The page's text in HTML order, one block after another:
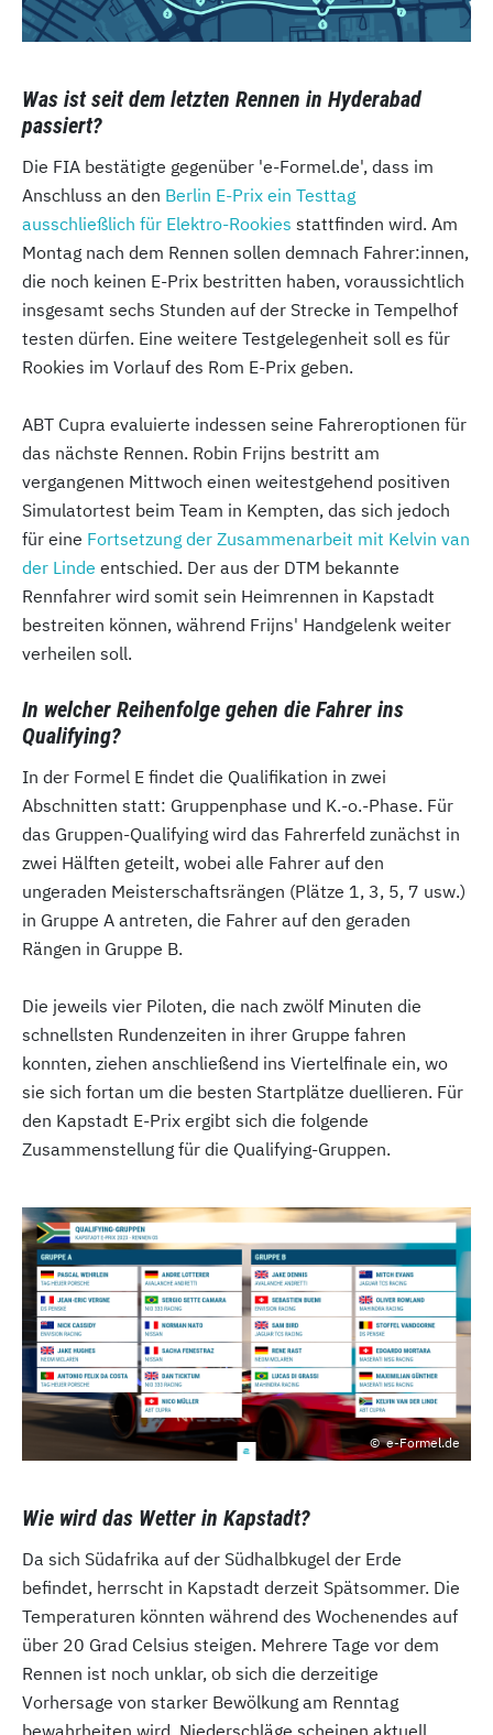
Was ist seit dem letzten Rennen in Hyderabad
passiert?
Die FIA bestätigte gegenüber 'e-Formel.de', dass im
Anschluss an den Berlin E-Prix ein Testtag
ausschließlich für Elektro-Rookies stattfinden wird. Am
Montag nach dem Rennen sollen demnach Fahrer:innen,
die noch keinen E-Prix bestritten haben, voraussichtlich
insgesamt sechs Stunden auf der Strecke in Tempelhof
testen dürfen. Eine weitere Testgelegenheit soll es für
Rookies im Vorlauf des Rom E-Prix geben.
ABT Cupra evaluierte indessen seine Fahreroptionen für
das nächste Rennen. Robin Frijns bestritt am
vergangenen Mittwoch einen weitestgehend positiven
Simulatortest beim Team in Kempten, das sich jedoch
für eine Fortsetzung der Zusammenarbeit mit Kelvin van
der Linde entschied. Der aus der DTM bekannte
Rennfahrer wird somit sein Heimrennen in Kapstadt
bestreiten können, während Frijns' Handgelenk weiter
verheilen soll.
In welcher Reihenfolge gehen die Fahrer ins
Qualifying?
In der Formel E findet die Qualifikation in zwei
Abschnitten statt: Gruppenphase und K.-o.-Phase. Für
das Gruppen-Qualifying wird das Fahrerfeld zunächst in
zwei Hälften geteilt, wobei alle Fahrer auf den
ungeraden Meisterschaftsrängen (Plätze 1, 3, 5, 7 usw.)
in Gruppe A antreten, die Fahrer auf den geraden
Rängen in Gruppe B.
Die jeweils vier Piloten, die nach zwölf Minuten die
schnellsten Rundenzeiten in ihrer Gruppe fahren
konnten, ziehen anschließend ins Viertelfinale ein, wo
sie sich fortan um die besten Startplätze duellieren. Für
den Kapstadt E-Prix ergibt sich die folgende
Zusammenstellung für die Qualifying-Gruppen.
e-Formel.de
Wie wird das Wetter in Kapstadt?
Da sich Südafrika auf der Südhalbkugel der Erde
befindet, herrscht in Kapstadt derzeit Spätsommer. Die
Temperaturen könnten während des Wochenendes auf
über 20 Grad Celsius steigen. Mehrere Tage vor dem
Rennen ist noch unklar, ob sich die derzeitige
Vorhersage von starker Bewölkung am Renntag
bewahrheiten wird. Niederschläge scheinen aktuell